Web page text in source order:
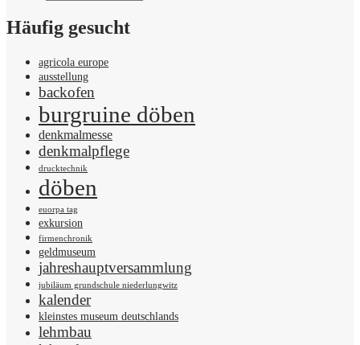
Häufig gesucht
agricola europe
ausstellung
backofen
burgruine döben
denkmalmesse
denkmalpflege
drucktechnik
döben
euorpa tag
exkursion
firmenchronik
geldmuseum
jahreshauptversammlung
jubiläum grundschule niederlungwitz
kalender
kleinstes museum deutschlands
lehmbau